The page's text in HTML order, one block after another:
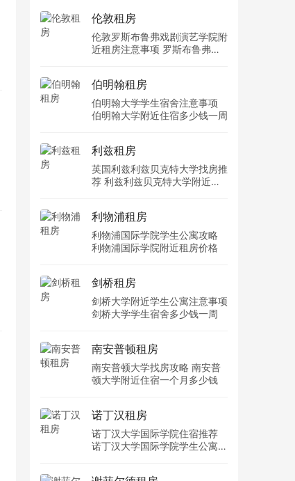
伦敦租房
伦敦罗斯布鲁弗戏剧演艺学院附
近租房注意事项 罗斯布鲁弗戏
伯明翰租房
伯明翰大学学生宿舍注意事项
伯明翰大学附近住宿多少钱一周
利兹租房
英国利兹利兹贝克特大学找房推
荐 利兹利兹贝克特大学附近住
利物浦租房
利物浦国际学院学生公寓攻略
利物浦国际学院附近租房价格
剑桥租房
剑桥大学附近学生公寓注意事项
剑桥大学学生宿舍多少钱一周
南安普顿租房
南安普顿大学找房攻略 南安普
顿大学附近住宿一个月多少钱
诺丁汉租房
诺丁汉大学国际学院住宿推荐
诺丁汉大学国际学院学生公寓多